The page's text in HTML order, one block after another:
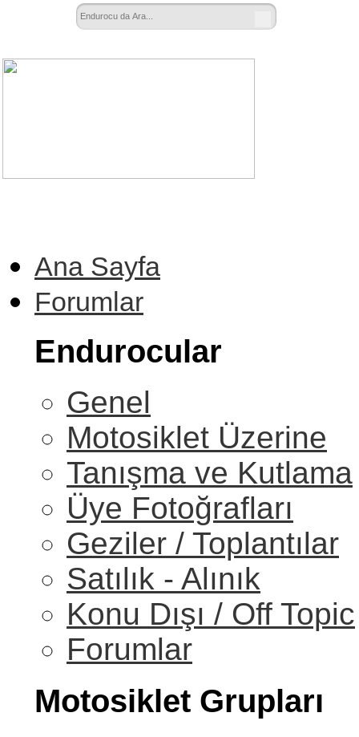
Ana Sayfa
Forumlar
Endurocular
Genel
Motosiklet Üzerine
Tanışma ve Kutlama
Üye Fotoğrafları
Geziler / Toplantılar
Satılık - Alınık
Konu Dışı / Off Topic
Forumlar
Motosiklet Grupları